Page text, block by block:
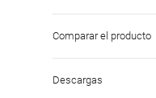
Comparar el producto
Descargas